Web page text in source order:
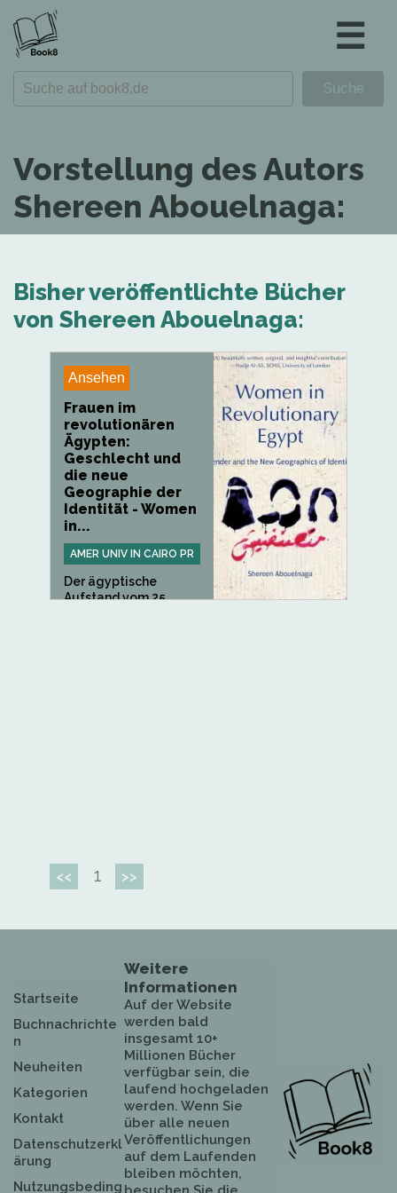
☰
Vorstellung des Autors
Shereen Abouelnaga:
Bisher veröffentlichte Bücher
von Shereen Abouelnaga:
Ansehen
Frauen im
revolutionären
Ägypten:
Geschlecht und
die neue
Geographie der
Identität - Women
in...
AMER UNIV IN CAIRO PR
Der ägyptische
Aufstand vom 25.
<< 1 >>
Startseite
Buchnachrichte
n
Neuheiten
Kategorien
Kontakt
Datenschutzerkl
ärung
Nutzungsbeding
Weitere
Informationen
Auf der Website
werden bald
insgesamt 10+
Millionen Bücher
verfügbar sein, die
laufend hochgeladen
werden. Wenn Sie
über alle neuen
Veröffentlichungen
auf dem Laufenden
bleiben möchten,